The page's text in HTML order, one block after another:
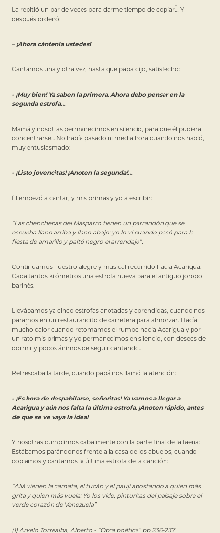
La repitió un par de veces para darme tiempo de copiar… Y
después ordenó:
– ¡Ahora cántenla ustedes!
Cantamos una y otra vez, hasta que papá dijo, satisfecho:
- ¡Muy bien! Ya saben la primera. Ahora debo pensar en la
segunda estrofa…
Mamá y nosotras permanecimos en silencio, para que él pudiera
concentrarse… No había pasado ni media hora cuando nos habló,
muy entusiasmado:
- ¡Listo jovencitas! ¡Anoten la segunda!…
Él empezó a cantar, y mis primas y yo a escribir:
“Las chenchenas del Masparro tienen un parrandón que se
escucha llano arriba y llano abajo: yo lo vi cuando pasó para la
fiesta de amarillo y paltó negro el arrendajo”.
Continuamos nuestro alegre y musical recorrido hacia Acarigua:
Cada tantos kilómetros una estrofa nueva para el antiguo joropo
barinés.
Llevábamos ya cinco estrofas anotadas y aprendidas, cuando nos
paramos en un restaurancito de carretera para almorzar. Hacía
mucho calor cuando retomamos el rumbo hacia Acarigua y por
un rato mis primas y yo permanecimos en silencio, con deseos de
dormir y pocos ánimos de seguir cantando…
Refrescaba la tarde, cuando papá nos llamó la atención:
- ¡Es hora de despabilarse, señoritas! Ya vamos a llegar a
Acarigua y aún nos falta la última estrofa. ¡Anoten rápido, antes
de que se ve vaya la idea!
Y nosotras cumplimos cabalmente con la parte final de la faena:
Estábamos parándonos frente a la casa de los abuelos, cuando
copiamos y cantamos la última estrofa de la canción:
“Allá vienen la camata, el tucán y el paují apostando a quien más
grita y quien más vuela: Yo los vide, pinturitas del paisaje sobre el
verde corazón de Venezuela”
(1) Arvelo Torrealba, Alberto - “Obra poética” pp.236-237